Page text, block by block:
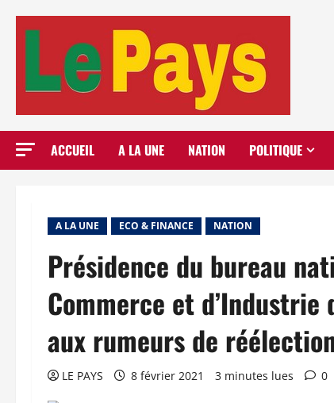
ACCUEIL A LA UNE NATION POLITIQUE
A LA UNE ECO & FINANCE NATION
Présidence du bureau
Commerce et
aux rumeurs de
LE PAYS 8 février 2021 3 minutes lues 0